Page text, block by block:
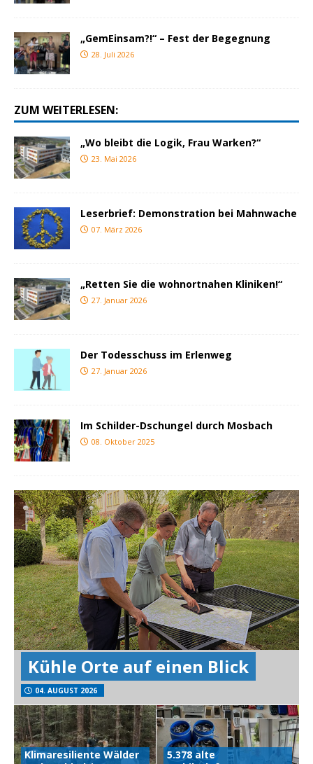
„GemEinsam?!“ – Fest der Begegnung
28. Juli 2026
ZUM WEITERLESEN:
„Wo bleibt die Logik, Frau Warken?“
23. Mai 2026
Leserbrief: Demonstration bei Mahnwache
07. März 2026
„Retten Sie die wohnortnahen Kliniken!“
27. Januar 2026
Der Todesschuss im Erlenweg
27. Januar 2026
Im Schilder-Dschungel durch Mosbach
08. Oktober 2025
Kühle Orte auf einen Blick
04. AUGUST 2026
Klimaresiliente Wälder
5.378 alte